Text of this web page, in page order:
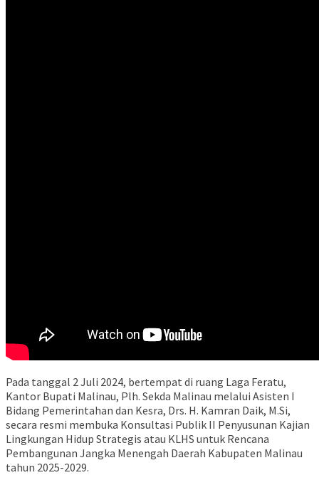
Pada tanggal 2 Juli 2024, bertempat di ruang Laga Feratu,
Kantor Bupati Malinau, Plh. Sekda Malinau melalui Asisten I
Bidang Pemerintahan dan Kesra, Drs. H. Kamran Daik, M.Si,
secara resmi membuka Konsultasi Publik II Penyusunan Kajian
Lingkungan Hidup Strategis atau KLHS untuk Rencana
Pembangunan Jangka Menengah Daerah Kabupaten Malinau
tahun 2025-2029.